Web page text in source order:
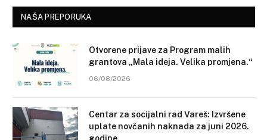
NAŠA PREPORUKA
Otvorene prijave za Program malih
grantova „Mala ideja. Velika promjena.“
06/08/2026
Centar za socijalni rad Vareš: Izvršene
uplate novčanih naknada za juni 2026.